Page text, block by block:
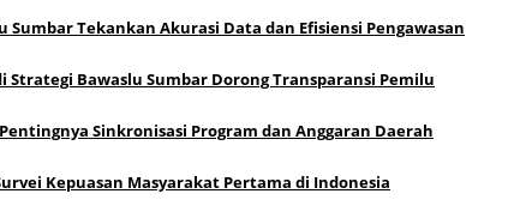
Sumbar Tekankan Akurasi Data dan Efisiensi Pengawasan
Strategi Bawaslu Sumbar Dorong Transparansi Pemilu
Sinkronisasi Program dan Anggaran Daerah
Kepuasan Masyarakat Pertama di Indonesia